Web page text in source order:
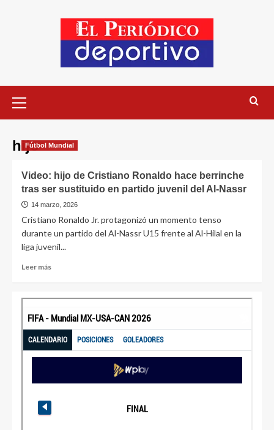
hijoFútbol Mundial
Video: hijo de Cristiano Ronaldo hace berrinche
tras ser sustituido en partido juvenil del Al-Nassr
14 marzo, 2026
Cristiano Ronaldo Jr. protagonizó un momento tenso
durante un partido del Al-Nassr U15 frente al Al-Hilal en la
liga juvenil...
Leer más